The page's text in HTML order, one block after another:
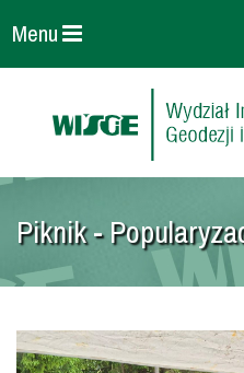
Menu
Piknik -